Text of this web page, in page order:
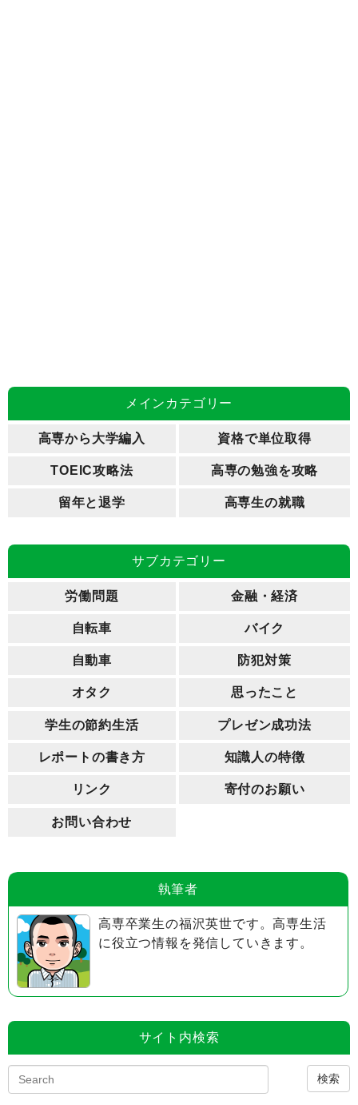
メインカテゴリー
高専から大学編入 資格で単位取得
TOEIC攻略法 高専の勉強を攻略
留年と退学 高専生の就職
サブカテゴリー
労働問題 金融・経済
自転車 バイク
自動車 防犯対策
オタク 思ったこと
学生の節約生活 プレゼン成功法
レポートの書き方 知識人の特徴
リンク 寄付のお願い
お問い合わせ
執筆者
高専卒業生の福沢英世です。高専生活
に役立つ情報を発信していきます。
サイト内検索
検索